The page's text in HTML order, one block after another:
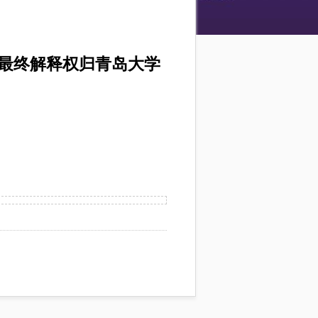
终解释权归青岛大学